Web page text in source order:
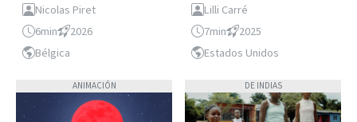
Nicolas Piret
6min
2026
Bélgica
Lilli Carré
7min
2025
Estados Unidos
ANIMACIÓN DE INDIAS